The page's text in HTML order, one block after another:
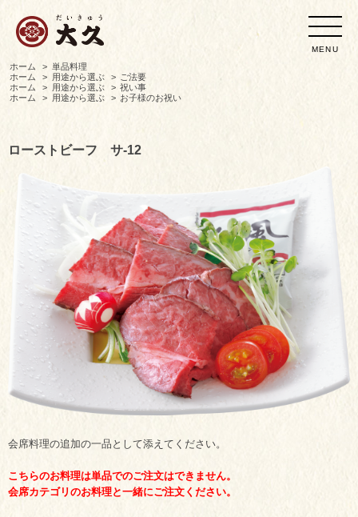
MENU
ホーム > 単品料理
ホーム
> 用途から選ぶ > ご法要
ホーム
> 用途から選ぶ > 祝い事
ホーム
> 用途から選ぶ > お子様のお祝い
ローストビーフ サ-12
会席料理の追加の一品として添えてください。
こちらのお料理は単品でのご注文はできません。
会席カテゴリのお料理と一緒にご注文ください。